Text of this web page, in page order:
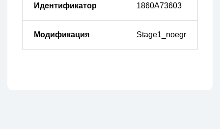
Идентификатор 1860A73603
Модификация Stage1_noegr